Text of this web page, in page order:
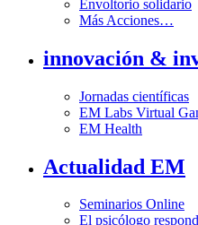
Envoltorio solidario
Más Acciones…
innovación &
Jornadas científicas
EM Labs Virtual
EM Health
Actualidad EM
Seminarios Online
El psicólogo